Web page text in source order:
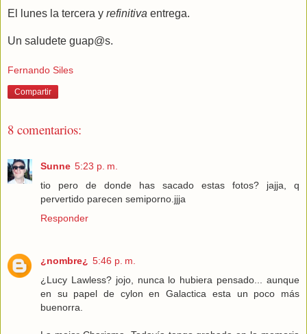
El lunes la tercera y refinitiva entrega.
Un saludete guap@s.
Fernando Siles
Compartir
8 comentarios:
Sunne 5:23 p. m.
tio pero de donde has sacado estas fotos? jajja, q
pervertido parecen semiporno.jjja
Responder
¿nombre¿ 5:46 p. m.
¿Lucy Lawless? jojo, nunca lo hubiera pensado... aunque
en su papel de cylon en Galactica esta un poco más
buenorra.